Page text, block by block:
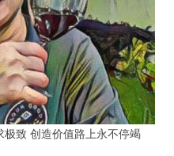
致 创造价值路上永不停竭